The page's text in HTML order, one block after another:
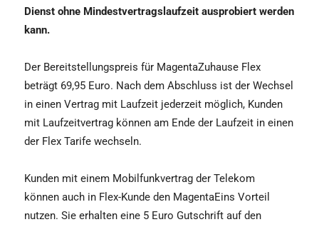
Dienst ohne Mindestvertragslaufzeit ausprobiert werden
kann.
Der Bereitstellungspreis für MagentaZuhause Flex
beträgt 69,95 Euro. Nach dem Abschluss ist der Wechsel
in einen Vertrag mit Laufzeit jederzeit möglich, Kunden
mit Laufzeitvertrag können am Ende der Laufzeit in einen
der Flex Tarife wechseln.
Kunden mit einem Mobilfunkvertrag der Telekom
können auch in Flex-Kunde den MagentaEins Vorteil
nutzen. Sie erhalten eine 5 Euro Gutschrift auf den